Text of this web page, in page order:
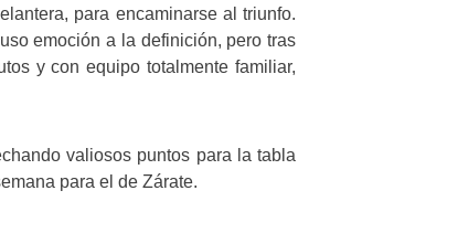
para encaminarse al triunfo.
emoción a la definición, pero tras
y con equipo totalmente familiar,
valiosos puntos para la tabla
para el de Zárate.